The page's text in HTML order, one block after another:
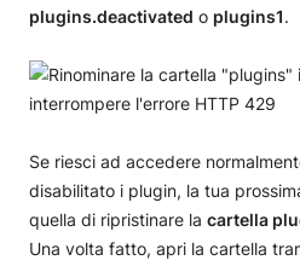
plugins.deactivated o plugins1.
Se riesci ad accedere
disabilitato i plugin, la tua
quella di ripristinare la cartella
Una volta fatto, apri la cartella